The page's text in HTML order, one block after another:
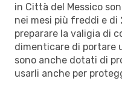
in Città del Messico
nei mesi più freddi e di
preparare la valigia di
dimenticare di portare
sono anche dotati di
usarli anche per